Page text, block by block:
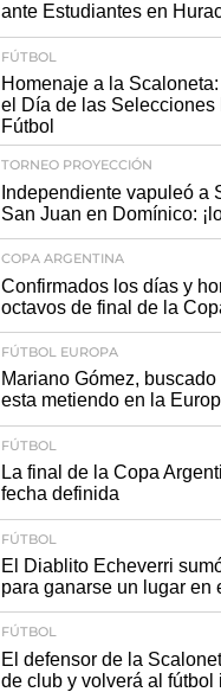
ante Estudiantes en
FÚTBOL
Homenaje a la
el Día de las Selecciones
Fútbol
TORNEO PROYECCIÓN
Independiente vapuleó a
San Juan en Domínico:
COPA ARGENTINA
Confirmados los días y
octavos de final de la
FÚTBOL EUROPA
Mariano Gómez,
esta metiendo en la
FÚTBOL
La final de la Copa
fecha definida
FÚTBOL
El Diablito Echeverri
para ganarse un lugar en
FÚTBOL
El defensor de la
de club y volverá al fútbol